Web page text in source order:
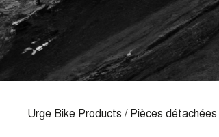
Urge Bike Products / Pièces détachées